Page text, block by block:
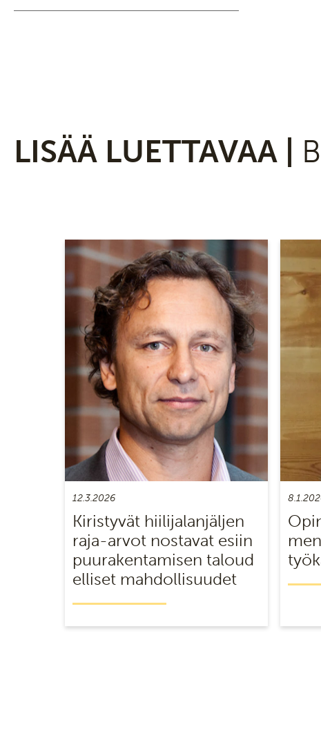
LISÄÄ LUETTAVAA |
12.3.2026
Kiristyvät hiilijalanjäljen
raja-arvot nostavat esiin
puurakentamisen taloud
elliset mahdollisuudet